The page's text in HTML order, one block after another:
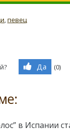
,певец
Да (0)
в Испании